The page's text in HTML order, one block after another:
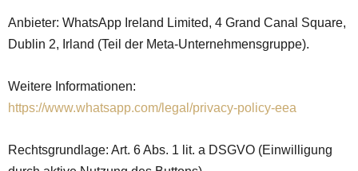
Anbieter: WhatsApp Ireland Limited, 4 Grand Canal Square,
Dublin 2, Irland (Teil der Meta-Unternehmensgruppe).
Weitere Informationen:
https://www.whatsapp.com/legal/privacy-policy-eea
Rechtsgrundlage: Art. 6 Abs. 1 lit. a DSGVO (Einwilligung